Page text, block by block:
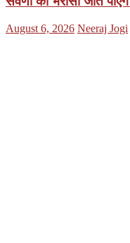
Posted
August 6, 2026 Author
Neeraj Jogi